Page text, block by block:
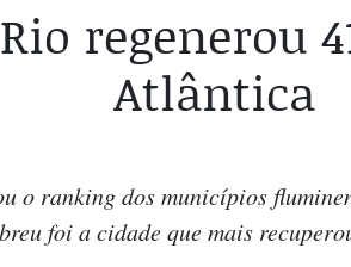
regenerou
Atlântica
o ranking dos municípios
foi a cidade que mais